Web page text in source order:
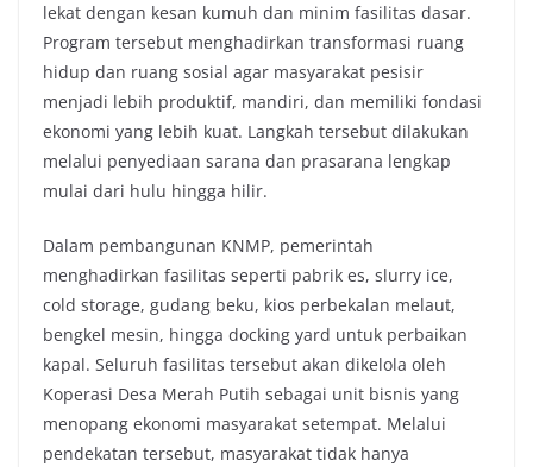
lekat dengan kesan kumuh dan minim fasilitas dasar.
Program tersebut menghadirkan transformasi ruang
hidup dan ruang sosial agar masyarakat pesisir
menjadi lebih produktif, mandiri, dan memiliki fondasi
ekonomi yang lebih kuat. Langkah tersebut dilakukan
melalui penyediaan sarana dan prasarana lengkap
mulai dari hulu hingga hilir.
Dalam pembangunan KNMP, pemerintah
menghadirkan fasilitas seperti pabrik es, slurry ice,
cold storage, gudang beku, kios perbekalan melaut,
bengkel mesin, hingga docking yard untuk perbaikan
kapal. Seluruh fasilitas tersebut akan dikelola oleh
Koperasi Desa Merah Putih sebagai unit bisnis yang
menopang ekonomi masyarakat setempat. Melalui
pendekatan tersebut, masyarakat tidak hanya